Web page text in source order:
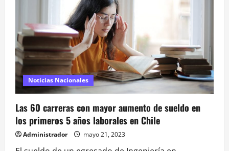
Noticias Nacionales
Las 60 carreras con mayor aumento de sueldo en
los primeros 5 años laborales en Chile
Administrador mayo 21, 2023